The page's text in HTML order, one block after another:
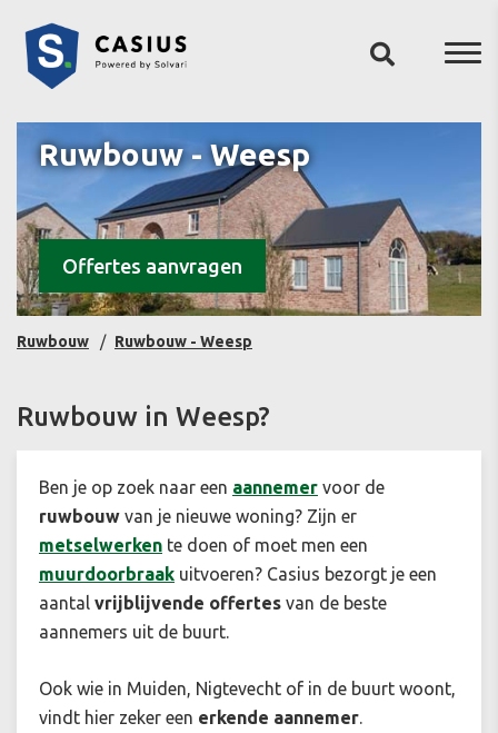
Ruwbouw - Weesp
Offertes aanvragen
Ruwbouw Ruwbouw - Weesp
Ruwbouw in Weesp?
Ben je op zoek naar een aannemer voor de
ruwbouw van je nieuwe woning? Zijn er
metselwerken te doen of moet men een
muurdoorbraak uitvoeren? Casius bezorgt je een
aantal vrijblijvende offertes van de beste
aannemers uit de buurt.
Ook wie in Muiden, Nigtevecht of in de buurt woont,
vindt hier zeker een erkende aannemer.